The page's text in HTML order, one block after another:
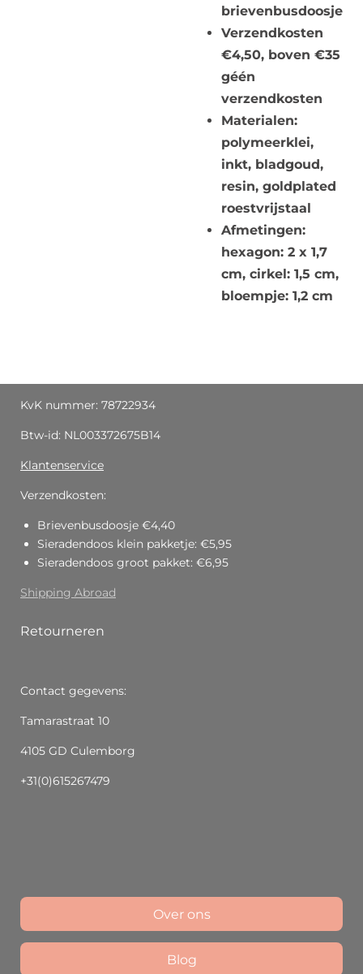
brievenbusdoosje
Verzendkosten
€4,50, boven €35
géén
verzendkosten
Materialen:
polymeerklei,
inkt, bladgoud,
resin, goldplated
roestvrijstaal
Afmetingen:
hexagon: 2 x 1,7
cm, cirkel: 1,5 cm,
bloempje: 1,2 cm
KvK nummer: 78722934
Btw-id: NL003372675B14
Klantenservice
Verzendkosten:
Brievenbusdoosje €4,40
Sieradendoos klein pakketje: €5,95
Sieradendoos groot pakket: €6,95
Shipping Abroad
Retourneren
Contact gegevens:
Tamarastraat 10
4105 GD Culemborg
+31(0)615267479
Over ons
Blog